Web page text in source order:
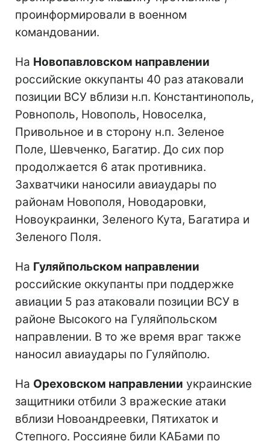
проинформировали в военном
командовании.
На Новопавловском направлении
российские оккупанты 40 раз атаковали
позиции ВСУ вблизи н.п. Константинополь,
Ровнополь, Новополь, Новоселка,
Привольное и в сторону н.п. Зеленое
Поле, Шевченко, Багатир. До сих пор
продолжается 6 атак противника.
Захватчики наносили авиаудары по
районам Новополя, Новодаровки,
Новоукраинки, Зеленого Кута, Багатира и
Зеленого Поля.
На Гуляйпольском направлении
российские оккупанты при поддержке
авиации 5 раз атаковали позиции ВСУ в
районе Высокого на Гуляйпольском
направлении. В то же время враг также
наносил авиаудары по Гуляйполю.
На Ореховском направлении украинские
защитники отбили 3 вражеские атаки
вблизи Новоандреевки, Пятихаток и
Степного. Россияне били КАБами по